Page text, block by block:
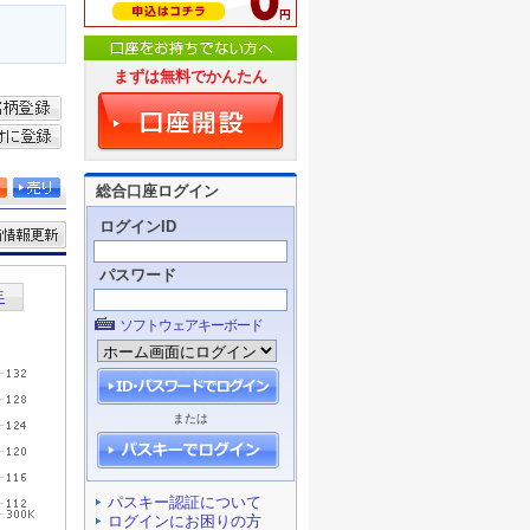
まずは無料でかんたん
総合口座ログイン
ログインID
パスワード
ソフトウェアキーボード
または
パスキー認証について
ログインにお困りの方